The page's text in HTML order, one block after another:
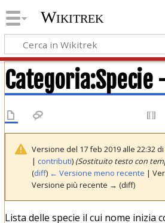
Wikitrek
Categoria:Specie -
Versione del 17 feb 2019 alle 22:32 di
| contributi) (Sostituito testo con
(diff) ← Versione meno recente |
Versione più recente → (diff)
Lista delle specie il cui nome inizia